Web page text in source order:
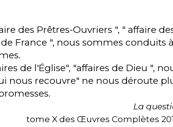
des Prêtres-Ouvriers ", " affaire
France ", nous sommes conduits
de l'Église", "affaires de Dieu ",
nous recouvre" ne nous déroute
La
tome X des Œuvres Complètes